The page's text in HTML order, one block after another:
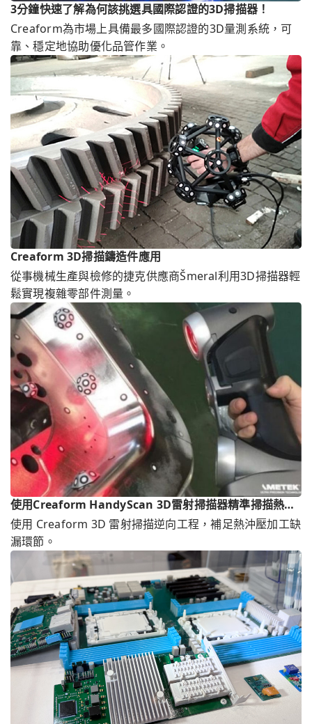
3分鐘快速了解為何該挑選具國際認證的3D掃描器！
Creaform為市場上具備最多國際認證的3D量測系統，可
靠、穩定地協助優化品管作業。
Creaform 3D掃描鑄造件應用
從事機械生產與檢修的捷克供應商Šmeral利用3D掃描器輕
鬆實現複雜零部件測量。
使用Creaform HandyScan 3D雷射掃描器精準掃描熱沖
壓件
使用 Creaform 3D 雷射掃描逆向工程，補足熱沖壓加工缺
漏環節。